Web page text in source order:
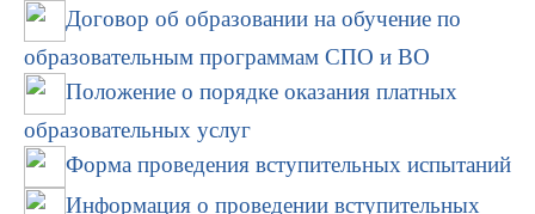
Договор об образовании на обучение по
образовательным программам СПО и ВО
Положение о порядке оказания платных
образовательных услуг
Форма проведения вступительных испытаний
Информация о проведении вступительных